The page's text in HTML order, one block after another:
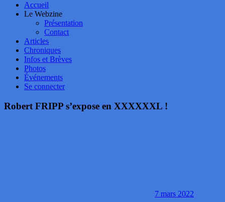
Accueil
Le Webzine
Présentation
Contact
Articles
Chroniques
Infos et Brèves
Photos
Événements
Se connecter
Robert FRIPP s’expose en XXXXXXL !
7 mars 2022